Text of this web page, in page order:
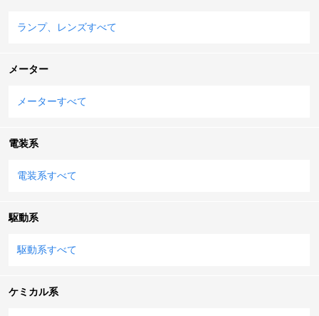
ランプ、レンズすべて
メーター
メーターすべて
電装系
電装系すべて
駆動系
駆動系すべて
ケミカル系